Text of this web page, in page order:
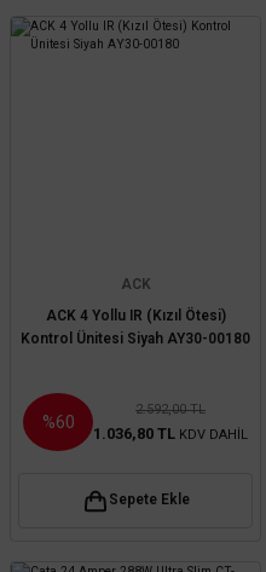
ACK
ACK 4 Yollu IR (Kızıl Ötesi)
Kontrol Ünitesi Siyah AY30-00180
%60
2.592,00 TL
1.036,80 TL KDV DAHİL
Sepete Ekle